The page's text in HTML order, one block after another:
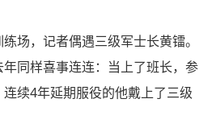
场，记者偶遇三级军士长黄镭。
同样喜事连连：当上了班长，参
续4年延期服役的他戴上了三级